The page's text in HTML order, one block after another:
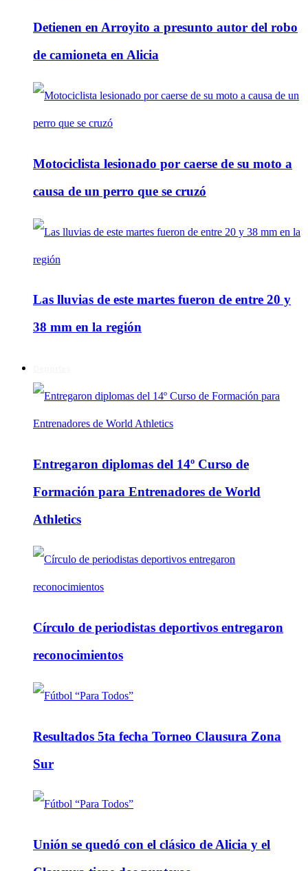
Detienen en Arroyito a presunto autor del robo
de camioneta en Alicia
Motociclista lesionado por caerse de su moto a
causa de un perro que se cruzó
Las lluvias de este martes fueron de entre 20 y
38 mm en la región
Entregaron diplomas del 14º Curso de
Formación para Entrenadores de World
Athletics
Círculo de periodistas deportivos entregaron
reconocimientos
Resultados 5ta fecha Torneo Clausura Zona
Sur
Unión se quedó con el clásico de Alicia y el